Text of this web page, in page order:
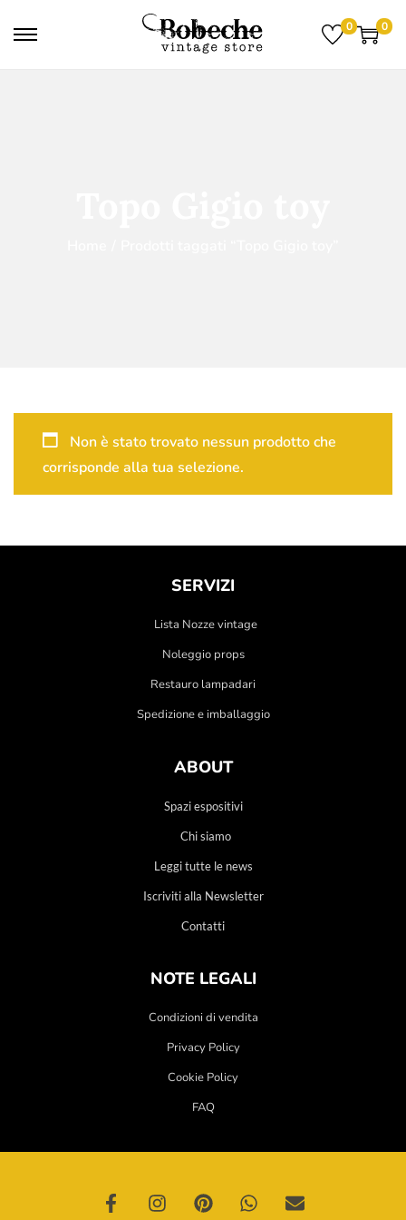
0 0
Non è stato trovato nessun prodotto che
corrisponde alla tua selezione.
SERVIZI
Lista Nozze vintage
Noleggio props
Restauro lampadari
Spedizione e imballaggio
ABOUT
Spazi espositivi
Chi siamo
Leggi tutte le news
Iscriviti alla Newsletter
Contatti
NOTE LEGALI
Condizioni di vendita
Privacy Policy
Cookie Policy
FAQ